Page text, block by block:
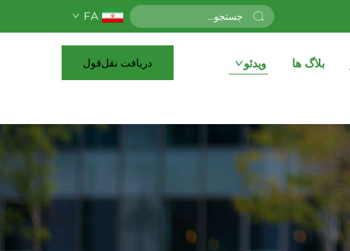
FA
بلاگ ها ویدئو دریافت نقل‌قول